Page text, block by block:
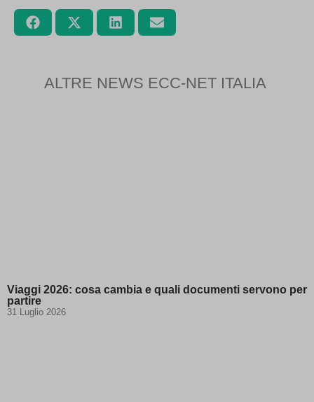
ALTRE NEWS ECC-NET ITALIA
Viaggi 2026: cosa cambia e quali documenti servono per
partire
31 Luglio 2026